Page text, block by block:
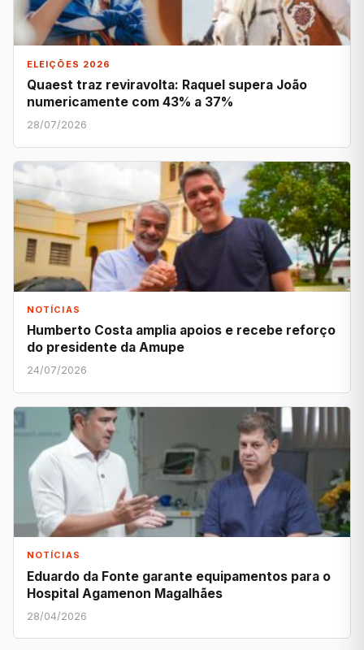
ELEIÇÕES 2026
Quaest traz reviravolta: Raquel supera João
numericamente com 43% a 37%
28/07/2026
NOTÍCIAS
Humberto Costa amplia apoios e recebe reforço
do presidente da Amupe
24/07/2026
NOTÍCIAS
Eduardo da Fonte garante equipamentos para o
Hospital Agamenon Magalhães
28/04/2026